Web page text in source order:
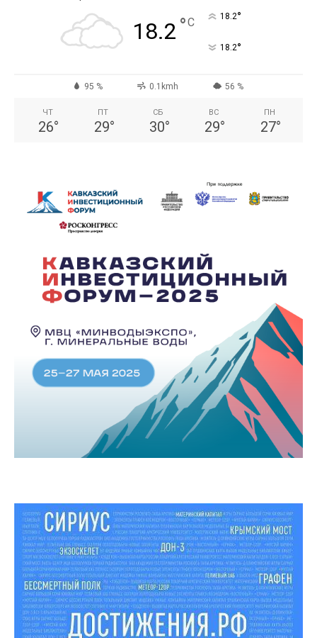
18.2 °C 18.2°
18.2°
95 % 0.1kmh 56 %
ЧТ
26°
ПТ
29°
СБ
30°
ВС
29°
ПН
27°